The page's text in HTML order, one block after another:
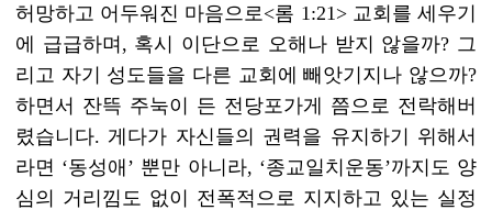
허망하고 어두워진 마음으로<롬 1:21> 교회를 세우기
에 급급하며, 혹시 이단으로 오해나 받지 않을까? 그
리고 자기 성도들을 다른 교회에 빼앗기지나 않으까?
하면서 잔뜩 주눅이 든 전당포가게 쯤으로 전락해버
렸습니다. 게다가 자신들의 권력을 유지하기 위해서
라면 ‘동성애’ 뿐만 아니라, ‘종교일치운동’까지도 양
심의 거리낌도 없이 전폭적으로 지지하고 있는 실정